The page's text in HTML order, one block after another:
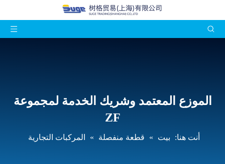
الموزع المعتمد وشريك الخدمة لمجموعة
ZF
أنت هنا: بيت » قطعة منفصلة » المركبات التجارية